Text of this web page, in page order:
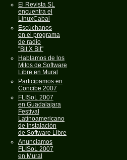
El Revista SL
encuentra el
LinuxCabal
Escúchanos
en el programa
de radio
"Bit X Bit"
Hablamos de los
Mitos de Software
Libre en Mural
Participamos en
Concibe 2007
FLISoL 2007
en Guadalajara
Festival
Latínoamericano
de Instalación
de Software Libre
Anunciamos
FLISoL 2007
en Mural